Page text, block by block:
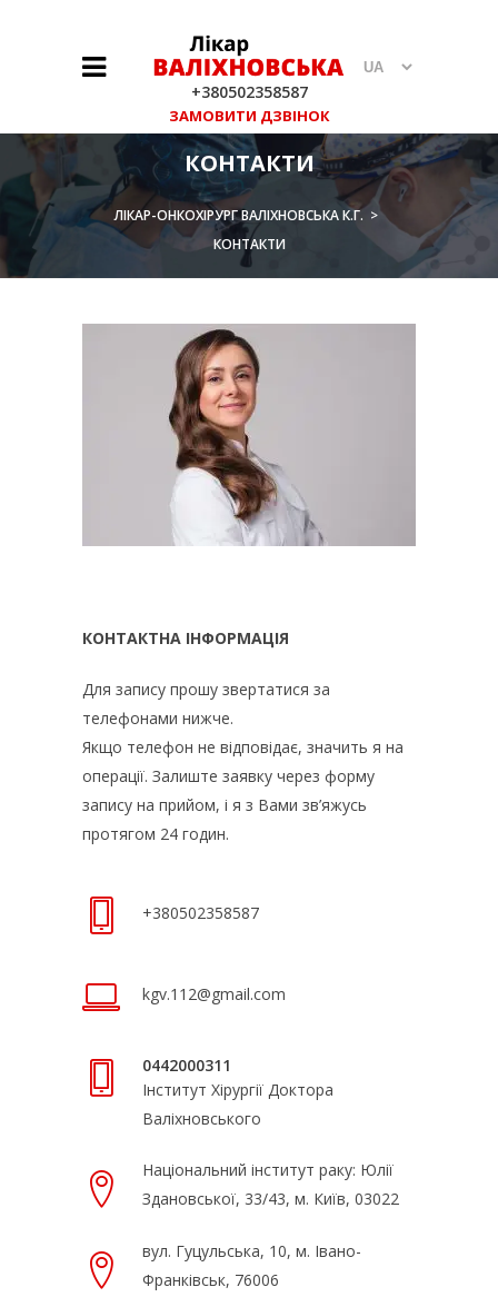
+380502358587
+380502358587
ЗАМОВИТИ ДЗВІНОК
КОНТАКТИ
ЛІКАР-ОНКОХІРУРГ ВАЛІХНОВСЬКА К.Г. >
КОНТАКТИ
КОНТАКТНА ІНФОРМАЦІЯ
Для запису прошу звертатися за
телефонами нижче.
Якщо телефон не відповідає, значить я на
операції. Залиште заявку через форму
запису на прийом, i я з Вами зв’яжусь
протягом 24 годин.
+380502358587
kgv.112@gmail.com
0442000311
Інститут Хірургії Доктора
Валіхновського
Національний інститут раку: Юлії
Здановської, 33/43, м. Київ, 03022
вул. Гуцульська, 10, м. Івано-
Франківськ, 76006